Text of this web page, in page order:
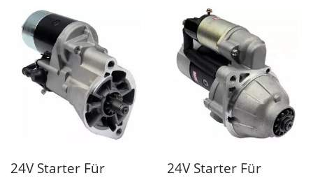
24V Starter Für
24V Starter Für